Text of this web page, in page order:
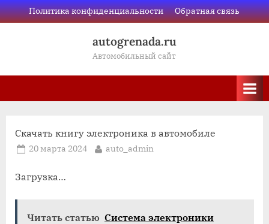
Skip
to
Политика конфиденциальности Обратная связь
autogrenada.ru
Автомобильный сайт
Скачать книгу электроника в автомобиле
Posted
20 марта 2024 By
auto_admin
Загрузка…
Читать статью Система электроники